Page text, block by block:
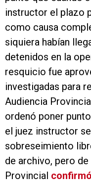
instructor el plazo
como causa
siquiera habían
detenidos en la
resquicio fue
investigadas para
Audiencia
ordenó poner
el juez instructor
sobreseimiento
de archivo, pero
Provincial confirmó